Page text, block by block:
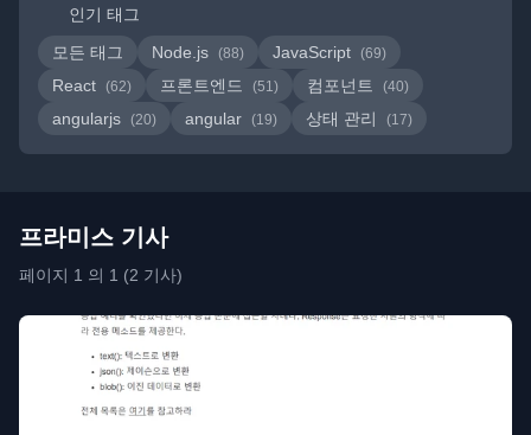
인기 태그
모든 태그
Node.js (88) JavaScript (69)
React (62) 프론트엔드 (51) 컴포넌트 (40)
angularjs (20) angular (19) 상태 관리 (17)
프라미스 기사
페이지 1 의 1 (2 기사)